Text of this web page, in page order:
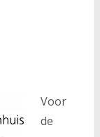
Voor
de